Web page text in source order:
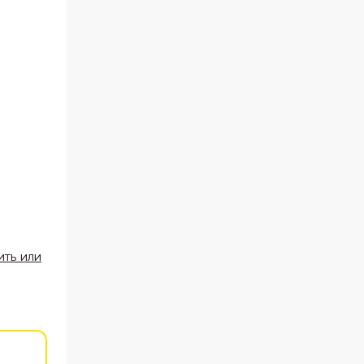
или